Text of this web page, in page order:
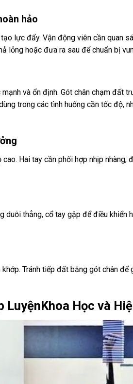
hảo
lực đẩy. Vận động viên cần quan
lỏng hoặc đưa ra sau để chuẩn bị
và ổn định. Gót chân chạm đất
trong các tình huống cần tốc độ,
Hai tay cần phối hợp nhịp nhàng,
duỗi thẳng, cổ tay gập để điều khiển
Tránh tiếp đất bằng gót chân để
Học và